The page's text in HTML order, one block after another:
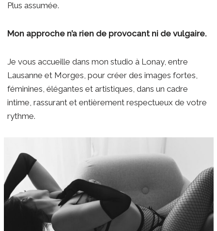
Plus assumée.
Mon approche n’a rien de provocant ni de vulgaire.
Je vous accueille dans mon studio à Lonay, entre
Lausanne et Morges, pour créer des images fortes,
féminines, élégantes et artistiques, dans un cadre
intime, rassurant et entièrement respectueux de votre
rythme.